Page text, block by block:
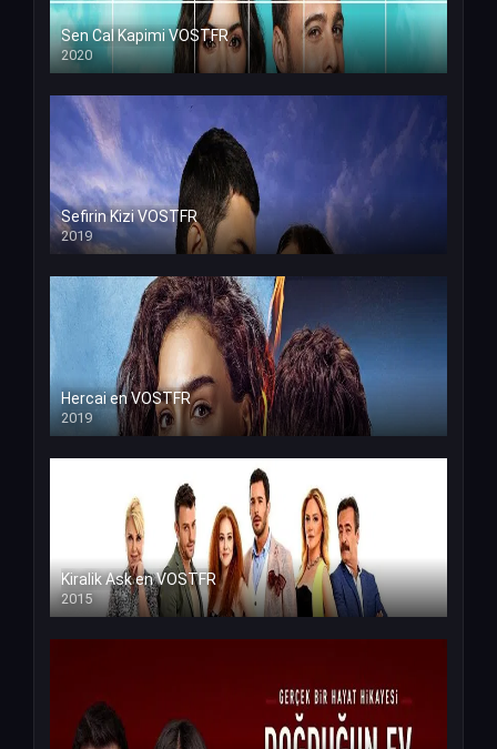
Sen Cal Kapimi VOSTFR
2020
Sefirin Kizi VOSTFR
2019
Hercai en VOSTFR
2019
Kiralik Ask en VOSTFR
2015